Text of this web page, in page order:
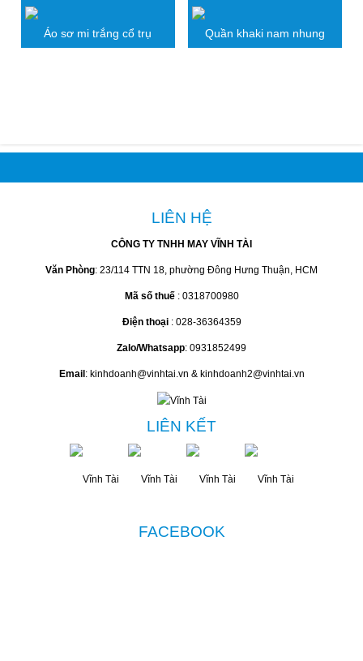
Áo sơ mi trắng cổ trụ Quần khaki nam nhung
LIÊN HỆ
CÔNG TY TNHH MAY VĨNH TÀI
Văn Phòng: 23/114 TTN 18, phường Đông Hưng Thuận, HCM
Mã số thuế : 0318700980
Điện thoại : 028-36364359
Zalo/Whatsapp: 0931852499
Email: kinhdoanh@vinhtai.vn & kinhdoanh2@vinhtai.vn
LIÊN KẾT
FACEBOOK